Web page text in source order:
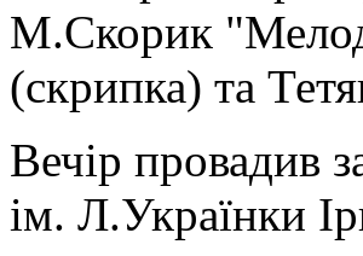
М.Скорик
(скрипка) та
Вечір провадив
ім. Л.Українки